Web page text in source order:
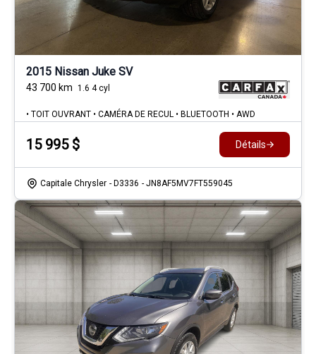
2015 Nissan Juke SV
43 700 km 1.6 4 cyl
• TOIT OUVRANT • CAMÉRA DE RECUL • BLUETOOTH • AWD
15 995$ Détails
Capitale Chrysler - D3336 - JN8AF5MV7FT559045